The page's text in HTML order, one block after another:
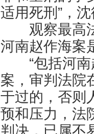
适用死刑”，
观察最高法
河南赵作海案
“包括河南
案，审判法院
于过的，否则
预和压力，法
判决，已属不